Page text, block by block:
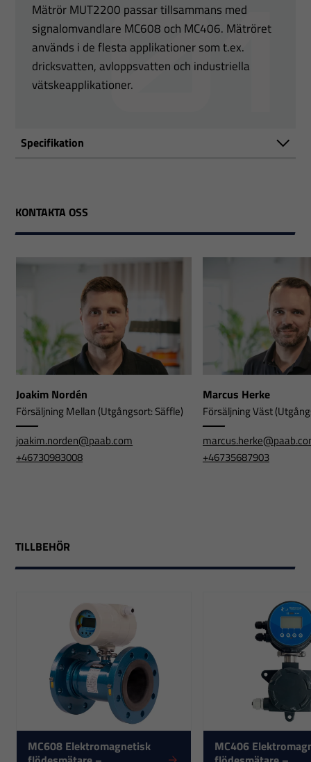
Mätrör MUT2200 passar tillsammans med
signalomvandlare MC608 och MC406. Mätröret
används i de flesta applikationer som t.ex.
dricksvatten, avloppsvatten och industriella
vätskeapplikationer.
Specifikation
KONTAKTA OSS
Joakim Nordén
Försäljning Mellan (Utgångsort: Säffle)
joakim.norden@paab.com
+46730983008
Marcus Herke
Försäljning Väst
+46735687903
TILLBEHÖR
MC608 Elektromagnetisk
MC406